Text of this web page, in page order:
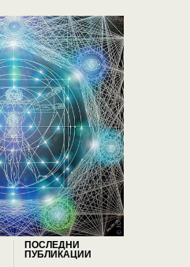
ПОСЛЕДНИ
ПУБЛИКАЦИИ